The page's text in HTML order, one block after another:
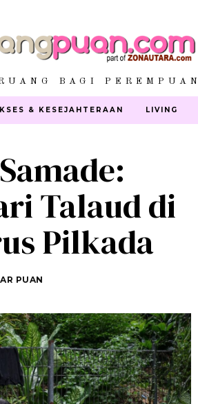
BAGI PEREMPUAN
& KESEJAHTERAAN LIVING
Talaud di
Pilkada
PUAN